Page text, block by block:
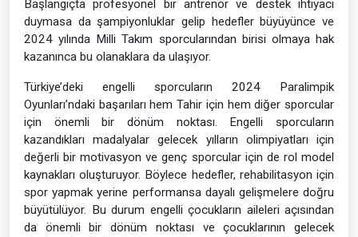
Başlangıçta profesyonel bir antrenör ve destek ihtiyacı
duymasa da şampiyonluklar gelip hedefler büyüyünce ve
2024 yılında Milli Takım sporcularından birisi olmaya hak
kazanınca bu olanaklara da ulaşıyor.
Türkiye’deki engelli sporcuların 2024 Paralimpik
Oyunları’ndaki başarıları hem Tahir için hem diğer sporcular
için önemli bir dönüm noktası. Engelli sporcuların
kazandıkları madalyalar gelecek yılların olimpiyatları için
değerli bir motivasyon ve genç sporcular için de rol model
kaynakları oluşturuyor. Böylece hedefler, rehabilitasyon için
spor yapmak yerine performansa dayalı gelişmelere doğru
büyütülüyor. Bu durum engelli çocukların aileleri açısından
da önemli bir dönüm noktası ve çocuklarının gelecek